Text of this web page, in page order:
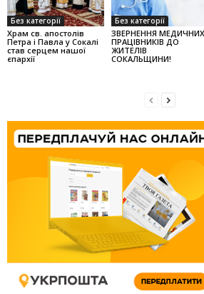
Без категорії
Храм св. апостолів
Петра і Павла у Сокалі
став серцем нашої
єпархії
Без категорії
ЗВЕРНЕННЯ МЕДИЧНИХ
ПРАЦІВНИКІВ ДО
ЖИТЕЛІВ
СОКАЛЬЩИНИ!